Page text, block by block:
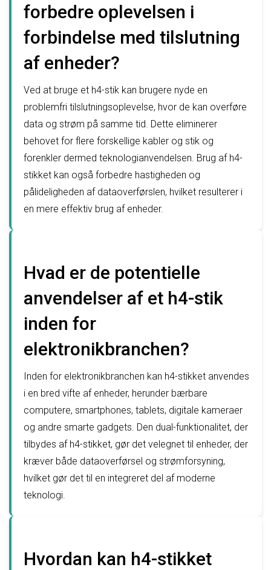
forbedre oplevelsen i
forbindelse med tilslutning
af enheder?
Ved at bruge et h4-stik kan brugere nyde en
problemfri tilslutningsoplevelse, hvor de kan overføre
data og strøm på samme tid. Dette eliminerer
behovet for flere forskellige kabler og stik og
forenkler dermed teknologianvendelsen. Brug af h4-
stikket kan også forbedre hastigheden og
pålideligheden af dataoverførslen, hvilket resulterer i
en mere effektiv brug af enheder.
Hvad er de potentielle
anvendelser af et h4-stik
inden for
elektronikbranchen?
Inden for elektronikbranchen kan h4-stikket anvendes
i en bred vifte af enheder, herunder bærbare
computere, smartphones, tablets, digitale kameraer
og andre smarte gadgets. Den dual-funktionalitet, der
tilbydes af h4-stikket, gør det velegnet til enheder, der
kræver både dataoverførsel og strømforsyning,
hvilket gør det til en integreret del af moderne
teknologi.
Hvordan kan h4-stikket